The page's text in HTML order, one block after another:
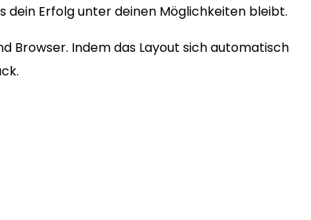
dein Erfolg unter deinen Möglichkeiten bleibt.
Browser. Indem das Layout sich automatisch